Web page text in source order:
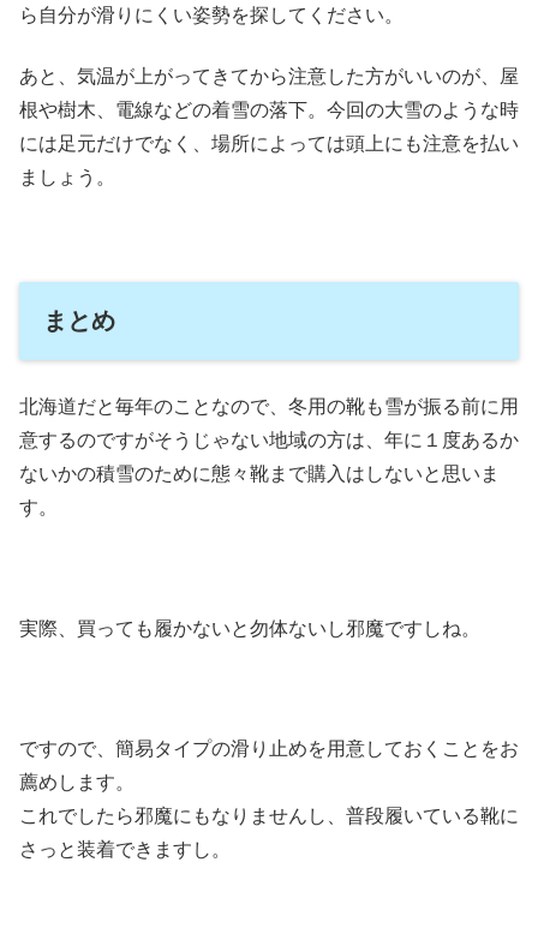
ら自分が滑りにくい姿勢を探してください。
あと、気温が上がってきてから注意した方がいいのが、屋
根や樹木、電線などの着雪の落下。今回の大雪のような時
には足元だけでなく、場所によっては頭上にも注意を払い
ましょう。
まとめ
北海道だと毎年のことなので、冬用の靴も雪が振る前に用
意するのですがそうじゃない地域の方は、年に１度あるか
ないかの積雪のために態々靴まで購入はしないと思いま
す。
実際、買っても履かないと勿体ないし邪魔ですしね。
ですので、簡易タイプの滑り止めを用意しておくことをお
薦めします。
これでしたら邪魔にもなりませんし、普段履いている靴に
さっと装着できますし。